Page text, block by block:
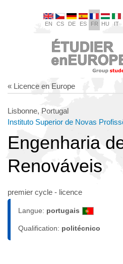
EN CS DE ES FR HU IT
« Licence en Europe
Lisbonne, Portugal
Instituto Superior de Novas
Engenharia
Renováveis
premier cycle - licence
Langue: portugais
Qualification: politécnico